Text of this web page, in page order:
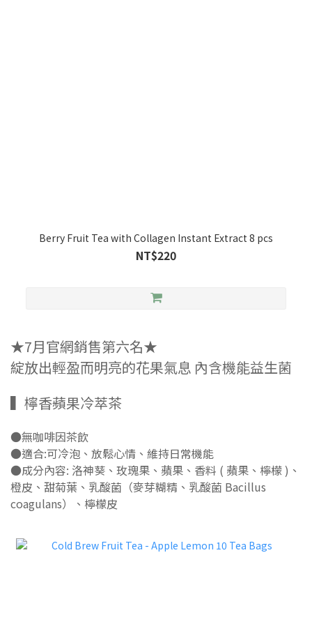
Berry Fruit Tea with Collagen Instant Extract 8 pcs
NT$220
★7月官網銷售第六名★
綻放出輕盈而明亮的花果氣息 內含機能益生菌
▍檸香蘋果冷萃茶
●無咖啡因茶飲
●適合:可冷泡、放鬆心情、維持日常機能
●成分內容: 洛神葵、玫瑰果、蘋果、香料 ( 蘋果、檸檬 )、
橙皮、甜菊葉、乳酸菌（麥芽糊精、乳酸菌 Bacillus
coagulans）、檸檬皮